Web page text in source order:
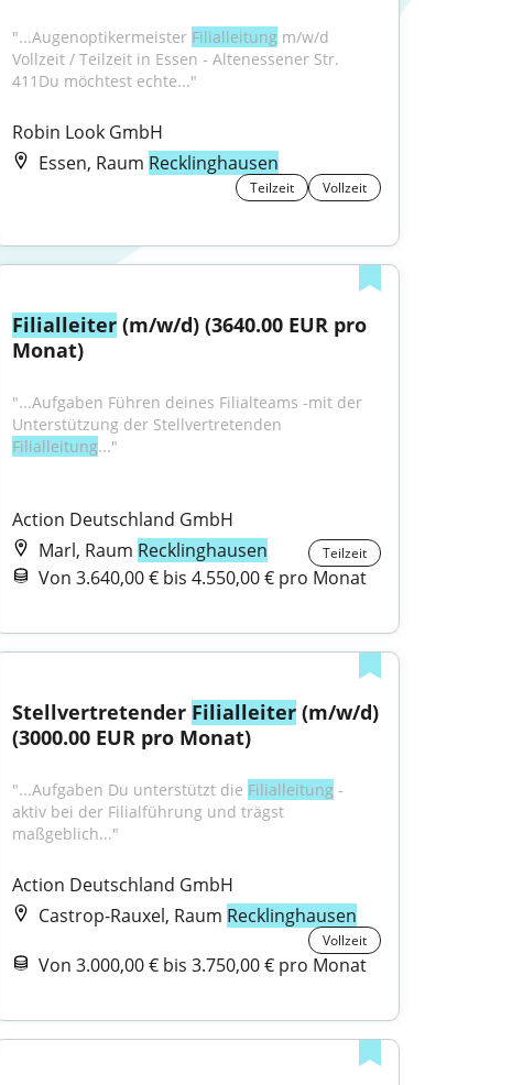
"...Augenoptikermeister Filialleitung m/w/d
Vollzeit / Teilzeit in Essen - Altenessener Str.
411Du möchtest echte..."
Robin Look GmbH
Essen, Raum Recklinghausen
Teilzeit Vollzeit
Filialleiter (m/w/d) (3640.00 EUR pro
Monat)
"...Aufgaben Führen deines Filialteams -mit der
Filialleitung..."
Action Deutschland GmbH
Marl, Raum Recklinghausen Teilzeit
Von 3.640,00 € bis 4.550,00 € pro Monat
Stellvertretender Filialleiter (m/w/d)
(3000.00 EUR pro Monat)
"...Aufgaben Du unterstützt die Filialleitung -
aktiv bei der Filialführung und trägst
maßgeblich..."
Action Deutschland GmbH
Castrop-Rauxel, Raum Recklinghausen
Vollzeit
Von 3.000,00 € bis 3.750,00 € pro Monat